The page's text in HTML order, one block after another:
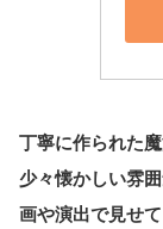
丁寧に作られた
少々懐かしい雰
画や演出で見せて